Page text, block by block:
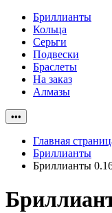
Бриллианты
Кольца
Серьги
Подвески
Браслеты
На заказ
Алмазы
•••
Главная
Бриллианты
Бриллианты